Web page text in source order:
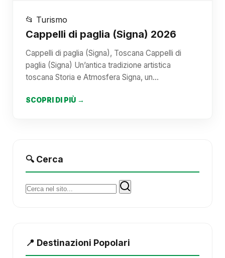
📂 Turismo
Cappelli di paglia (Signa) 2026
Cappelli di paglia (Signa), Toscana Cappelli di
paglia (Signa) Un’antica tradizione artistica
toscana Storia e Atmosfera Signa, un…
SCOPRI DI PIÙ →
🔍 Cerca
Cerca:
📍 Destinazioni Popolari